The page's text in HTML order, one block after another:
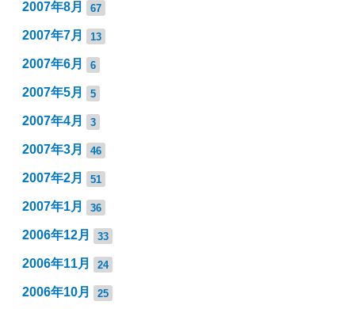
2007年8月 67
2007年7月 13
2007年6月 6
2007年5月 5
2007年4月 3
2007年3月 46
2007年2月 51
2007年1月 36
2006年12月 33
2006年11月 24
2006年10月 25